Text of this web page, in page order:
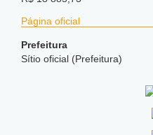
Página oficial
Prefeitura
Sítio oficial (Prefeitura)